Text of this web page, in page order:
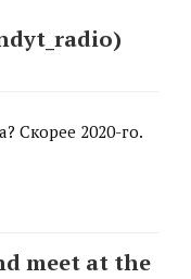
Скорее 2020-го.
meet at the